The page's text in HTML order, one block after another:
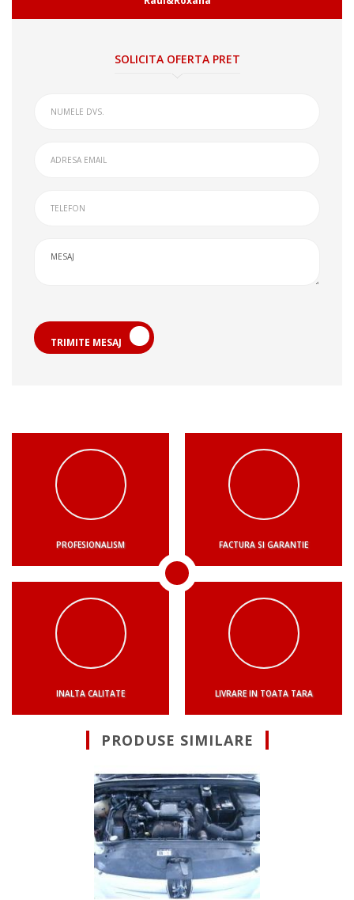
SOLICITA OFERTA PRET
TRIMITE MESAJ
PROFESIONALISM FACTURA SI GARANTIE
INALTA CALITATE LIVRARE IN TOATA TARA
PRODUSE SIMILARE